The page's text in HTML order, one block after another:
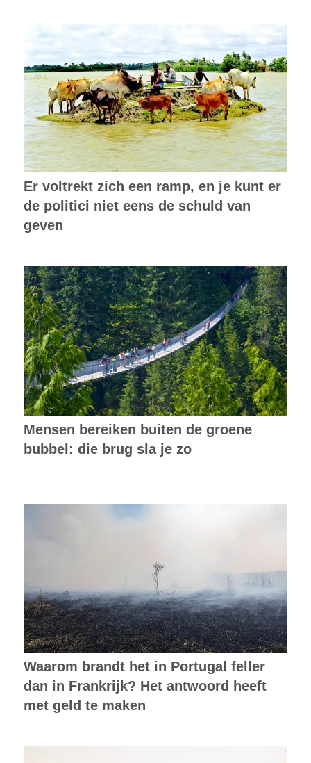
Er voltrekt zich een ramp, en je kunt er
de politici niet eens de schuld van
geven
Mensen bereiken buiten de groene
bubbel: die brug sla je zo
Waarom brandt het in Portugal feller
dan in Frankrijk? Het antwoord heeft
met geld te maken